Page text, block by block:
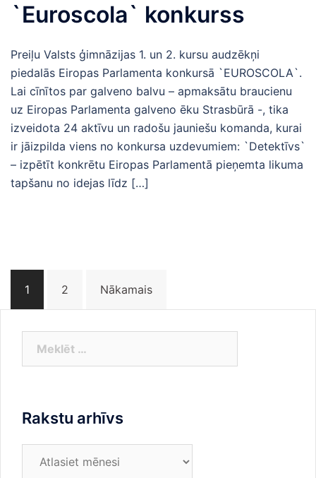
`Euroscola` konkurss
Preiļu Valsts ģimnāzijas 1. un 2. kursu audzēkņi
piedalās Eiropas Parlamenta konkursā `EUROSCOLA`.
Lai cīnītos par galveno balvu – apmaksātu braucienu
uz Eiropas Parlamenta galveno ēku Strasbūrā -, tika
izveidota 24 aktīvu un radošu jauniešu komanda, kurai
ir jāizpilda viens no konkursa uzdevumiem: `Detektīvs`
– izpētīt konkrētu Eiropas Parlamentā pieņemta likuma
tapšanu no idejas līdz […]
numerācija
lappusēm
1 2 Nākamais
Rakstu arhīvs